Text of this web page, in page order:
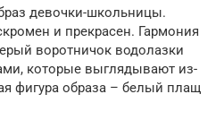
девочки-школьницы.
и прекрасен. Гармония
воротничок водолазки
которые выглядывают из-
фигура образа – белый плащ